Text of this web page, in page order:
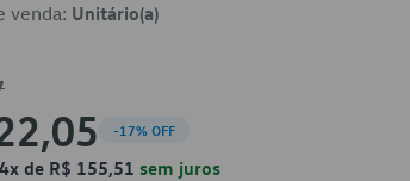
venda: Unitário(a)
-17% OFF
de R$ 155,51 sem juros